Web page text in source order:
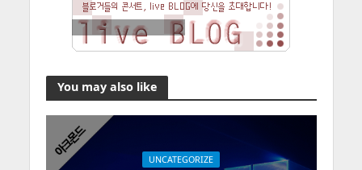
You may also like
UNCATEGORIZE